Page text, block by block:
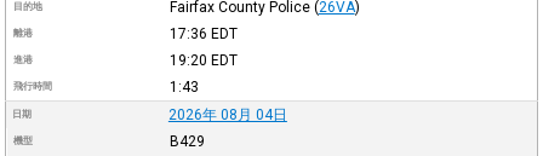
目的地 Fairfax County Police (26VA)
離港 17:36 EDT
進港 19:20 EDT
飛行時間 1:43
日期 2026年 08月 04日
機型 B429